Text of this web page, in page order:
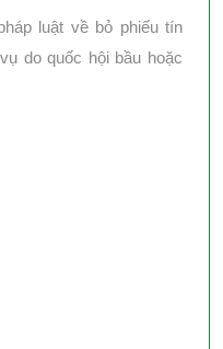
luật về bỏ phiếu tín
do quốc hội bầu hoặc